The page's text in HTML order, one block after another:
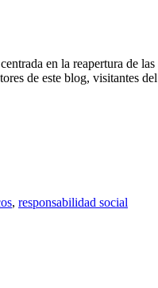
en la reapertura de
de este blog, visitantes
, responsabilidad social